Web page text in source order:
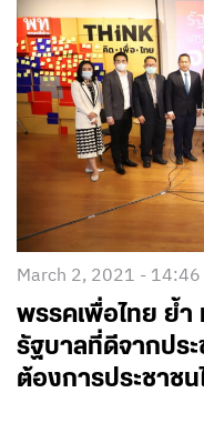
March 2, 2021 - 14:46
พรรคเพื่อไทย ย้ำ
รัฐบาลที่ดีจากปร
ต้องการประชาชน